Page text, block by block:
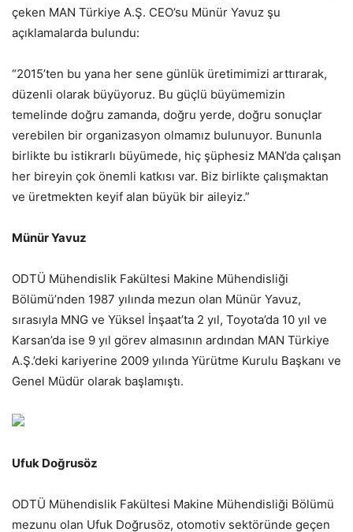
çeken MAN Türkiye A.Ş. CEO’su Münür Yavuz şu
açıklamalarda bulundu:
“2015’ten bu yana her sene günlük üretimimizi arttırarak,
düzenli olarak büyüyoruz. Bu güçlü büyümemizin
temelinde doğru zamanda, doğru yerde, doğru sonuçlar
verebilen bir organizasyon olmamız bulunuyor. Bununla
birlikte bu istikrarlı büyümede, hiç şüphesiz MAN’da çalışan
her bireyin çok önemli katkısı var. Biz birlikte çalışmaktan
ve üretmekten keyif alan büyük bir aileyiz.”
Münür Yavuz
ODTÜ Mühendislik Fakültesi Makine Mühendisliği
Bölümü’nden 1987 yılında mezun olan Münür Yavuz,
sırasıyla MNG ve Yüksel İnşaat’ta 2 yıl, Toyota’da 10 yıl ve
Karsan’da ise 9 yıl görev almasının ardından MAN Türkiye
A.Ş.’deki kariyerine 2009 yılında Yürütme Kurulu Başkanı ve
Genel Müdür olarak başlamıştı.
Ufuk Doğrusöz
ODTÜ Mühendislik Fakültesi Makine Mühendisliği Bölümü
mezunu olan Ufuk Doğrusöz, otomotiv sektöründe geçen